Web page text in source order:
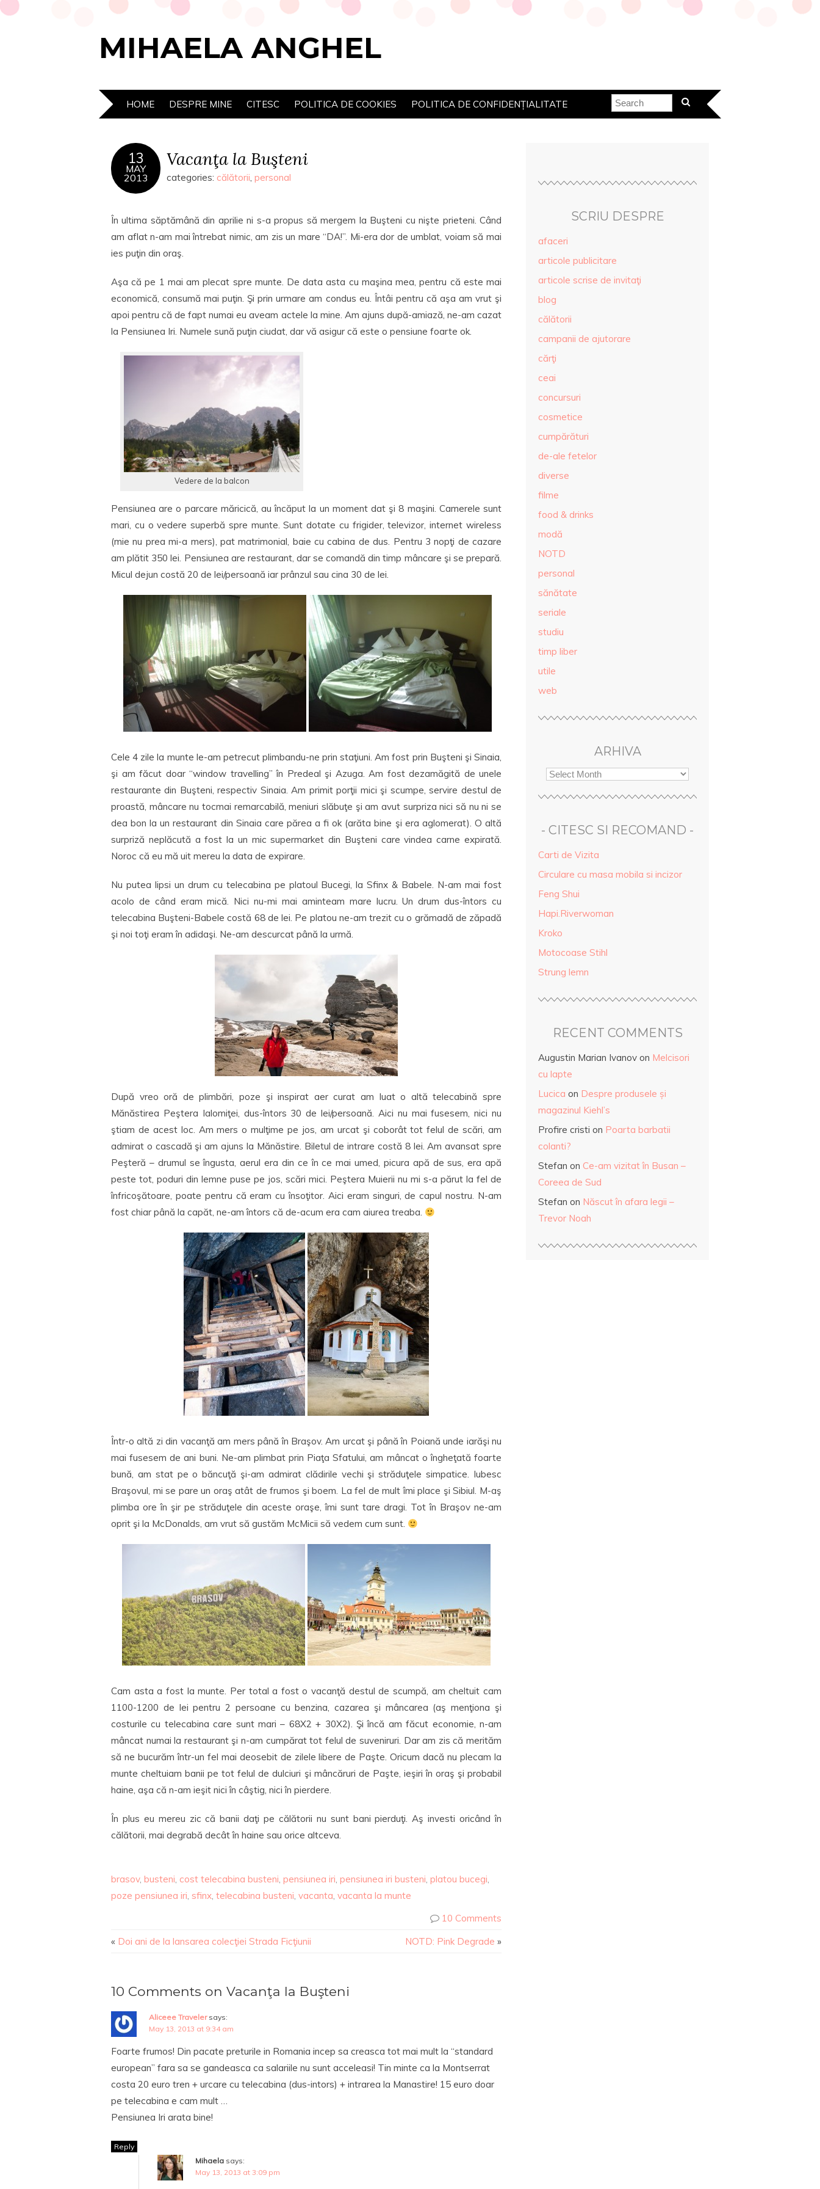
MIHAELA ANGHEL
HOME DESPRE MINE CITESC POLITICA DE COOKIES POLITICA DE CONFIDENȚIALITATE
13
MAY
2013
Vacanţa la Buşteni
categories: călătorii, personal
În ultima săptămână din aprilie ni s-a propus să mergem la Buşteni cu nişte prieteni. Când
am aflat n-am mai întrebat nimic, am zis un mare “DA!”. Mi-era dor de umblat, voiam să mai
ies puţin din oraş.
Aşa că pe 1 mai am plecat spre munte. De data asta cu maşina mea, pentru că este mai
economică, consumă mai puţin. Şi prin urmare am condus eu. Întâi pentru că aşa am vrut şi
apoi pentru că de fapt numai eu aveam actele la mine. Am ajuns după-amiază, ne-am cazat
la Pensiunea Iri. Numele sună puţin ciudat, dar vă asigur că este o pensiune foarte ok.
Vedere de la balcon
Pensiunea are o parcare măricică, au încăput la un moment dat şi 8 maşini. Camerele sunt
mari, cu o vedere superbă spre munte. Sunt dotate cu frigider, televizor, internet wireless
(mie nu prea mi-a mers), pat matrimonial, baie cu cabina de dus. Pentru 3 nopţi de cazare
am plătit 350 lei. Pensiunea are restaurant, dar se comandă din timp mâncare şi se prepară.
Micul dejun costă 20 de lei/persoană iar prânzul sau cina 30 de lei.
Cele 4 zile la munte le-am petrecut plimbandu-ne prin staţiuni. Am fost prin Buşteni şi Sinaia,
şi am făcut doar “window travelling” în Predeal şi Azuga. Am fost dezamăgită de unele
restaurante din Buşteni, respectiv Sinaia. Am primit porţii mici şi scumpe, servire destul de
proastă, mâncare nu tocmai remarcabilă, meniuri slăbuţe şi am avut surpriza nici să nu ni se
dea bon la un restaurant din Sinaia care părea a fi ok (arăta bine şi era aglomerat). O altă
surpriză neplăcută a fost la un mic supermarket din Buşteni care vindea carne expirată.
Noroc că eu mă uit mereu la data de expirare.
Nu putea lipsi un drum cu telecabina pe platoul Bucegi, la Sfinx & Babele. N-am mai fost
acolo de când eram mică. Nici nu-mi mai aminteam mare lucru. Un drum dus-întors cu
telecabina Buşteni-Babele costă 68 de lei. Pe platou ne-am trezit cu o grămadă de zăpadă
şi noi toţi eram în adidaşi. Ne-am descurcat până la urmă.
După vreo oră de plimbări, poze şi inspirat aer curat am luat o altă telecabină spre
Mănăstirea Peştera Ialomiţei, dus-întors 30 de lei/persoană. Aici nu mai fusesem, nici nu
ştiam de acest loc. Am mers o mulţime pe jos, am urcat şi coborât tot felul de scări, am
admirat o cascadă şi am ajuns la Mănăstire. Biletul de intrare costă 8 lei. Am avansat spre
Peşteră – drumul se îngusta, aerul era din ce în ce mai umed, picura apă de sus, era apă
peste tot, poduri din lemne puse pe jos, scări mici. Peştera Muierii nu mi s-a părut la fel de
înfricoşătoare, poate pentru că eram cu însoţitor. Aici eram singuri, de capul nostru. N-am
fost chiar până la capăt, ne-am întors că de-acum era cam aiurea treaba.
Într-o altă zi din vacanţă am mers până în Braşov. Am urcat şi până în Poiană unde iarăşi nu
mai fusesem de ani buni. Ne-am plimbat prin Piaţa Sfatului, am mâncat o îngheţată foarte
bună, am stat pe o băncuţă şi-am admirat clădirile vechi şi străduţele simpatice. Iubesc
Braşovul, mi se pare un oraş atât de frumos şi boem. La fel de mult îmi place şi Sibiul. M-aş
plimba ore în şir pe străduţele din aceste oraşe, îmi sunt tare dragi. Tot în Braşov ne-am
oprit şi la McDonalds, am vrut să gustăm McMicii să vedem cum sunt.
Cam asta a fost la munte. Per total a fost o vacanţă destul de scumpă, am cheltuit cam
1100-1200 de lei pentru 2 persoane cu benzina, cazarea şi mâncarea (aş menţiona şi
costurile cu telecabina care sunt mari – 68X2 + 30X2). Şi încă am făcut economie, n-am
mâncat numai la restaurant şi n-am cumpărat tot felul de suveniruri. Dar am zis că merităm
să ne bucurăm într-un fel mai deosebit de zilele libere de Paşte. Oricum dacă nu plecam la
munte cheltuiam banii pe tot felul de dulciuri şi mâncăruri de Paşte, ieşiri în oraş şi probabil
haine, aşa că n-am ieşit nici în câştig, nici în pierdere.
În plus eu mereu zic că banii daţi pe călătorii nu sunt bani pierduţi. Aş investi oricând în
călătorii, mai degrabă decât în haine sau orice altceva.
brasov, busteni, cost telecabina busteni, pensiunea iri, pensiunea iri busteni, platou bucegi,
poze pensiunea iri, sfinx, telecabina busteni, vacanta, vacanta la munte
10 Comments
« Doi ani de la lansarea colecţiei Strada Ficţiunii NOTD: Pink Degrade »
10 Comments on Vacanţa la Buşteni
Aliceee Traveler says:
May 13, 2013 at 9:34 am
Foarte frumos! Din pacate preturile in Romania incep sa creasca tot mai mult la “standard
european” fara sa se gandeasca ca salariile nu sunt acceleasi! Tin minte ca la Montserrat
costa 20 euro tren + urcare cu telecabina (dus-intors) + intrarea la Manastire! 15 euro doar
pe telecabina e cam mult …
Pensiunea Iri arata bine!
Reply
Mihaela says:
May 13, 2013 at 3:09 pm
SCRIU DESPRE
afaceri
articole publicitare
articole scrise de invitaţi
blog
călătorii
campanii de ajutorare
cărţi
ceai
concursuri
cosmetice
cumpărături
de-ale fetelor
diverse
filme
food & drinks
modă
NOTD
personal
sănătate
seriale
studiu
timp liber
utile
web
ARHIVA
- CITESC SI RECOMAND -
Carti de Vizita
Circulare cu masa mobila si incizor
Feng Shui
Hapi.Riverwoman
Kroko
Motocoase Stihl
Strung lemn
RECENT COMMENTS
Augustin Marian Ivanov on Melcisori
cu lapte
Lucica on Despre produsele și
magazinul Kiehl’s
Profire cristi on Poarta barbatii
colanti?
Stefan on Ce-am vizitat în Busan –
Coreea de Sud
Stefan on Născut în afara legii –
Trevor Noah